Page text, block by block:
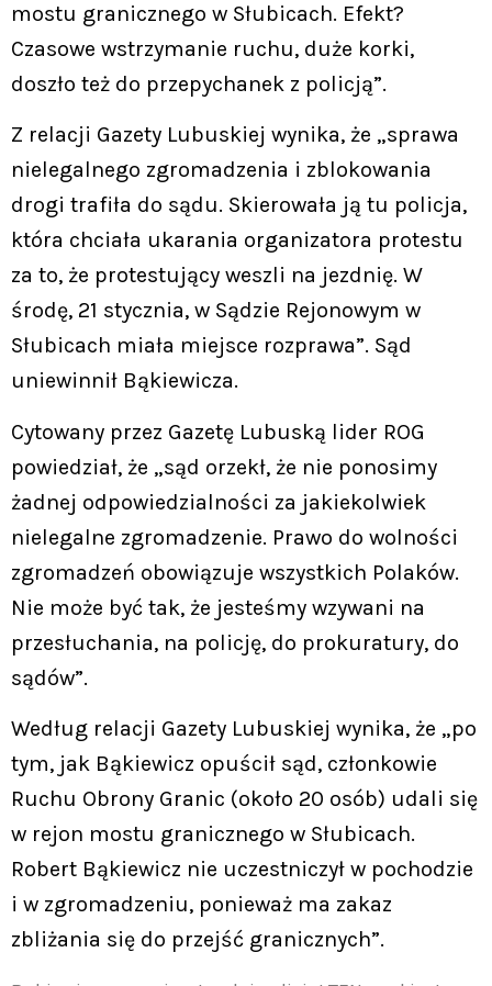
mostu granicznego w Słubicach. Efekt?
Czasowe wstrzymanie ruchu, duże korki,
doszło też do przepychanek z policją”.
Z relacji Gazety Lubuskiej wynika, że „sprawa
nielegalnego zgromadzenia i zblokowania
drogi trafiła do sądu. Skierowała ją tu policja,
która chciała ukarania organizatora protestu
za to, że protestujący weszli na jezdnię. W
środę, 21 stycznia, w Sądzie Rejonowym w
Słubicach miała miejsce rozprawa”. Sąd
uniewinnił Bąkiewicza.
Cytowany przez Gazetę Lubuską lider ROG
powiedział, że „sąd orzekł, że nie ponosimy
żadnej odpowiedzialności za jakiekolwiek
nielegalne zgromadzenie. Prawo do wolności
zgromadzeń obowiązuje wszystkich Polaków.
Nie może być tak, że jesteśmy wzywani na
przesłuchania, na policję, do prokuratury, do
sądów”.
Według relacji Gazety Lubuskiej wynika, że „po
tym, jak Bąkiewicz opuścił sąd, członkowie
Ruchu Obrony Granic (około 20 osób) udali się
w rejon mostu granicznego w Słubicach.
Robert Bąkiewicz nie uczestniczył w pochodzie
i w zgromadzeniu, ponieważ ma zakaz
zbliżania się do przejść granicznych”.